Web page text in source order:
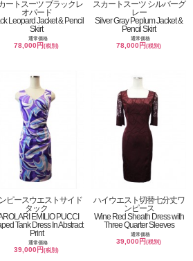
ートスーツ ブラックレ
オパード
Leopard Jacket & Pencil
Skirt
通常価格
78,000円(税別)
スカートスーツ シルバーグ
レー
Silver Gray Peplum Jacket &
Pencil Skirt
通常価格
78,000円(税別)
ピースウエストサイド
タック
EMILIO PUCCI
Tank Dress In Abstract
Print
通常価格
39,000円(税別)
ハイウエスト切替七分丈ワ
ンピース
Wine Red Sheath Dress with
Three Quarter Sleeves
通常価格
39,000円(税別)